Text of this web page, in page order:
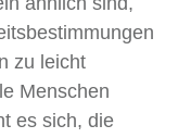
zu leicht
Menschen
es sich, die